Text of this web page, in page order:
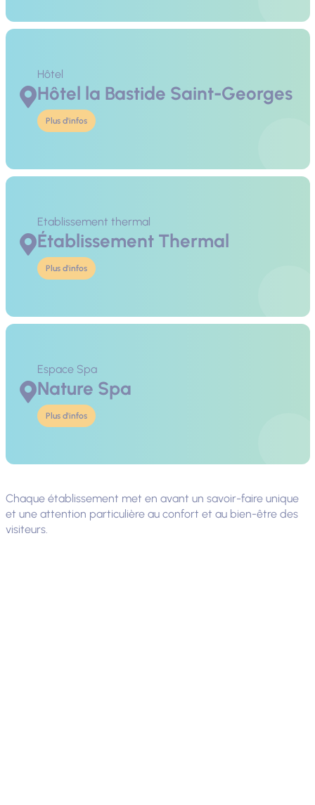
Hôtel la Bastide Saint-Georges
Hôtel
Plus d'infos
Établissement Thermal
Etablissement thermal
Plus d'infos
Nature Spa
Espace Spa
Plus d'infos
Chaque établissement met en avant un savoir-faire unique
et une attention particulière au confort et au bien-être des
visiteurs.